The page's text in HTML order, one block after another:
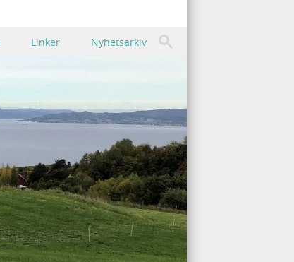
Linker Nyhetsarkiv